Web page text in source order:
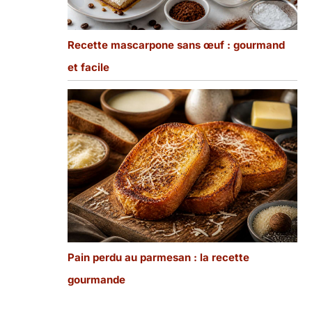
Recette mascarpone sans œuf : gourmand
et facile
Pain perdu au parmesan : la recette
gourmande